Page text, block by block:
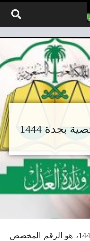
بجدة 1444
رقم محكمة الأحوال الشخصية بجدة 1444، هو الرقم المخصص